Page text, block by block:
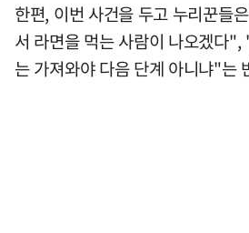
한편, 이번 사건을 두고 누리꾼들
서 라면을 먹는 사람이 나오겠다
는 가져와야 다음 단계 아니냐"는